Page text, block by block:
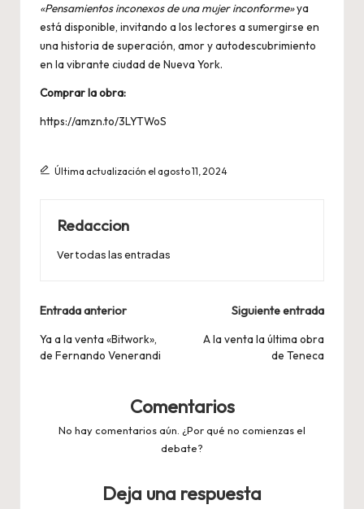
«Pensamientos inconexos de una mujer inconforme»ya
está disponible, invitando a los lectores a sumergirse en
una historia de superación, amor y autodescubrimiento
en la vibrante ciudad de Nueva York.
Comprar la obra:
https://amzn.to/3LYTWoS
Última actualización el agosto 11, 2024
Redaccion
Ver todas las entradas
Navegación
de
entradas
Entrada anterior
Ya a la venta «Bitwork»,
de Fernando Venerandi
Siguiente entrada
A la venta la última obra
de Teneca
Comentarios
No hay comentarios aún. ¿Por qué no comienzas el
debate?
Deja una respuesta